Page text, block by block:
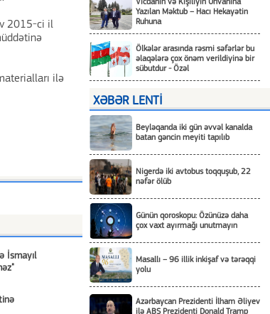
2015-ci il
ilə
İsmayıl
Vicdanın və Kişiliyin Ünvanına
Yazılan Məktub – Hacı Hekayətin
Ruhuna
Ölkələr arasında rəsmi səfərlər bu
əlaqələrə çox önəm verildiyinə bir
sübutdur - Özəl
XƏBƏR LENTİ
Beyləqanda iki gün əvvəl kanalda
batan gəncin meyiti tapılıb
Nigerdə iki avtobus toqquşub, 22
nəfər ölüb
Günün qoroskopu: Özünüzə daha
çox vaxt ayırmağı unutmayın
Masallı – 96 illik inkişaf və tərəqqi
yolu
Azərbaycan Prezidenti İlham Əliyev
ilə ABŞ Prezidenti Donald Tramp